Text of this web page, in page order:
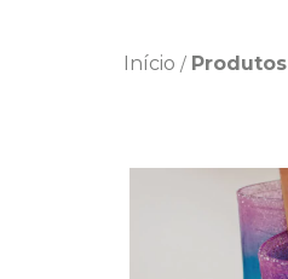
Início / Produtos